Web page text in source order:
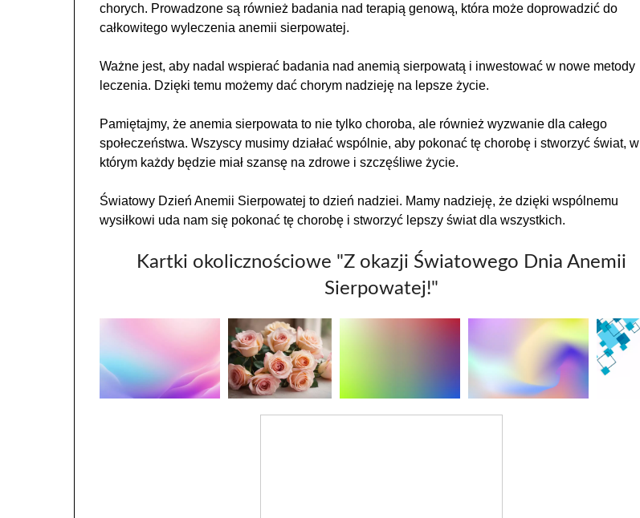
chorych. Prowadzone są również badania nad terapią genową, która może doprowadzić do
całkowitego wyleczenia anemii sierpowatej.
Ważne jest, aby nadal wspierać badania nad anemią sierpowatą i inwestować w nowe metody
leczenia. Dzięki temu możemy dać chorym nadzieję na lepsze życie.
Pamiętajmy, że anemia sierpowata to nie tylko choroba, ale również wyzwanie dla całego
społeczeństwa. Wszyscy musimy działać wspólnie, aby pokonać tę chorobę i stworzyć świat, w
którym każdy będzie miał szansę na zdrowe i szczęśliwe życie.
Światowy Dzień Anemii Sierpowatej to dzień nadziei. Mamy nadzieję, że dzięki wspólnemu
wysiłkowi uda nam się pokonać tę chorobę i stworzyć lepszy świat dla wszystkich.
Kartki okolicznościowe "Z okazji Światowego Dnia Anemii
Sierpowatej!"